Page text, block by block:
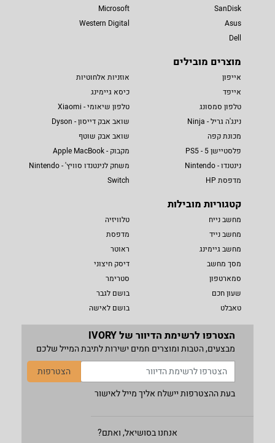
SanDisk
Asus
Dell
Microsoft
Western Digital
מוצרים מובילים
אייפון
אייפד
טלפון סמסונג
נינג'ה גריל - Ninja
מכונת קפה
פלסטיישן 5 - PS5
נינטנדו - Nintendo
מדפסת HP
אוזניות אלחוטיות
כיסא גיימינג
טלפון שיאומי - Xiaomi
שואב אבק דייסון - Dyson
שואב אבק שוטף
מקבוק - Apple MacBook
משחק לנינטנדו סוויץ' - Nintendo
Switch
קטגוריות מובילות
מחשב נייח
מחשב נייד
מחשב גיימינג
מסך מחשב
סמארטפון
שעון חכם
טאבלט
טלוויזיה
מדפסת
ראוטר
דיסק חיצוני
סטרימר
בושם לגבר
בושם לאישה
הצטרפו לרשימת הדיוור של IVORY
מבצעים, הטבות ומוצרים חמים ישירות לתיבת המייל שלכם
הצטרפות
בעת ההצטרפות יישלח אליך מייל לאישור
אנחנו בסושיאל, ואתם?